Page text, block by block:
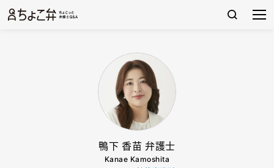
鴨下 香苗 弁護士
Kanae Kamoshita